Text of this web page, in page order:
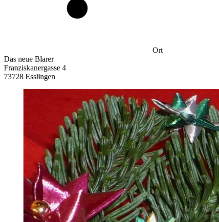
Ort
Das neue Blarer
Franziskanergasse 4
73728 Esslingen